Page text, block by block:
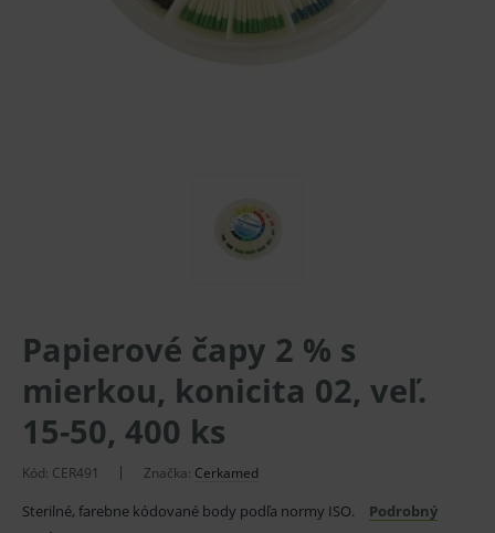
Papierové čapy 2 % s
mierkou, konicita 02, veľ.
15-50, 400 ks
Kód: CER491 Značka: Cerkamed
Sterilné, farebne kódované body podľa normy ISO.
Podrobný